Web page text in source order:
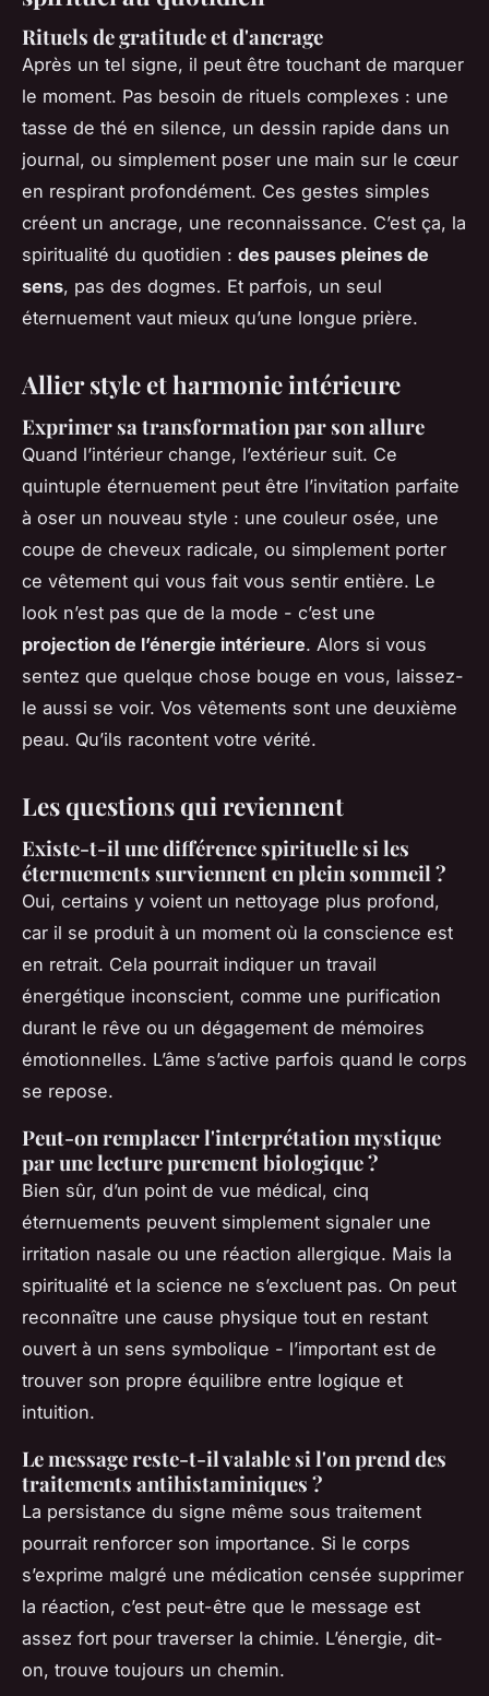
Rituels de gratitude et d'ancrage
Après un tel signe, il peut être touchant de marquer
le moment. Pas besoin de rituels complexes : une
tasse de thé en silence, un dessin rapide dans un
journal, ou simplement poser une main sur le cœur
en respirant profondément. Ces gestes simples
créent un ancrage, une reconnaissance. C’est ça, la
spiritualité du quotidien : des pauses pleines de
sens, pas des dogmes. Et parfois, un seul
éternuement vaut mieux qu’une longue prière.
Allier style et harmonie intérieure
Exprimer sa transformation par son allure
Quand l’intérieur change, l’extérieur suit. Ce
quintuple éternuement peut être l’invitation parfaite
à oser un nouveau style : une couleur osée, une
coupe de cheveux radicale, ou simplement porter
ce vêtement qui vous fait vous sentir entière. Le
look n’est pas que de la mode - c’est une
projection de l’énergie intérieure. Alors si vous
sentez que quelque chose bouge en vous, laissez-
le aussi se voir. Vos vêtements sont une deuxième
peau. Qu’ils racontent votre vérité.
Les questions qui reviennent
Existe-t-il une différence spirituelle si les
éternuements surviennent en plein sommeil ?
Oui, certains y voient un nettoyage plus profond,
car il se produit à un moment où la conscience est
en retrait. Cela pourrait indiquer un travail
énergétique inconscient, comme une purification
durant le rêve ou un dégagement de mémoires
émotionnelles. L’âme s’active parfois quand le corps
se repose.
Peut-on remplacer l'interprétation mystique
par une lecture purement biologique ?
Bien sûr, d’un point de vue médical, cinq
éternuements peuvent simplement signaler une
irritation nasale ou une réaction allergique. Mais la
spiritualité et la science ne s’excluent pas. On peut
reconnaître une cause physique tout en restant
ouvert à un sens symbolique - l’important est de
trouver son propre équilibre entre logique et
intuition.
Le message reste-t-il valable si l'on prend des
traitements antihistaminiques ?
La persistance du signe même sous traitement
pourrait renforcer son importance. Si le corps
s’exprime malgré une médication censée supprimer
la réaction, c’est peut-être que le message est
assez fort pour traverser la chimie. L’énergie, dit-
on, trouve toujours un chemin.